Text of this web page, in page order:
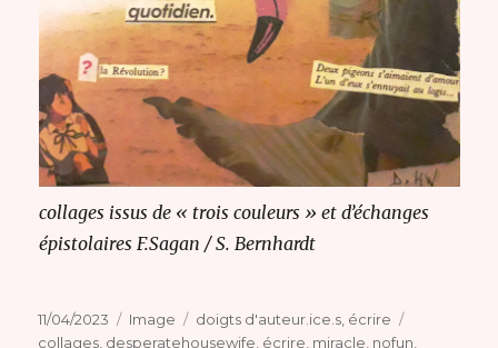
collages issus de « trois couleurs » et d’échanges
épistolaires F.Sagan / S. Bernhardt
Publié
le
11/04/2023 Format
Image Catégories
doigts d'auteur.ice.s écrire
collages desperatehousewife écrire miracle nofun